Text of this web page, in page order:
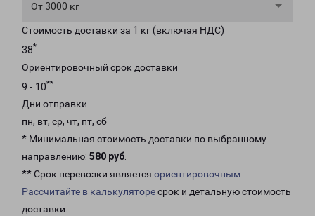
От 3000 кг
Стоимость доставки за 1 кг (включая НДС)
38*
Ориентировочный срок доставки
9 - 10**
Дни отправки
пн, вт, ср, чт, пт, сб
* Минимальная стоимость доставки по выбранному
направлению: 580 руб.
** Срок перевозки является ориентировочным
Рассчитайте в калькуляторесрок и детальную стоимость
доставки.